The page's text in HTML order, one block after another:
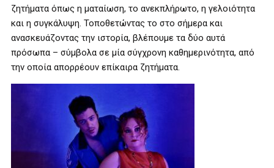
ζητήματα όπως η ματαίωση, το ανεκπλήρωτο, η γελοιότητα
και η συγκάλυψη. Τοποθετώντας το στο σήμερα και
ανασκευάζοντας την ιστορία, βλέπουμε τα δύο αυτά
πρόσωπα – σύμβολα σε μία σύγχρονη καθημερινότητα, από
την οποία απορρέουν επίκαιρα ζητήματα.